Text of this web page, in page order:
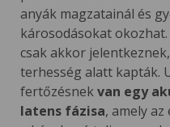
anyák magzatainál és
károsodásokat
csak akkor
terhesség alatt kapták.
fertőzésnekvan egy
latens fázisa, amely